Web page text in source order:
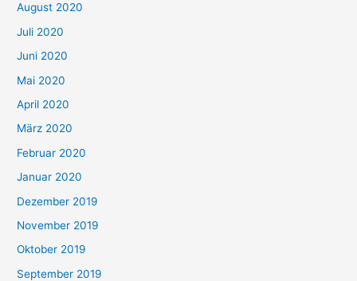
August 2020
Juli 2020
Juni 2020
Mai 2020
April 2020
März 2020
Februar 2020
Januar 2020
Dezember 2019
November 2019
Oktober 2019
September 2019